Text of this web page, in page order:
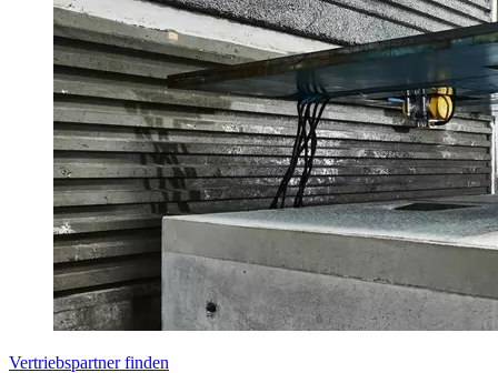
Vertriebspartner finden